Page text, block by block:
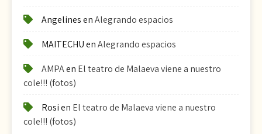
AngelinesenAlegrando espacios
MAITECHUenAlegrando espacios
AMPAen El teatro de Malaeva viene a nuestro
cole!!! (fotos)
Rosien El teatro de Malaeva viene a nuestro
cole!!! (fotos)